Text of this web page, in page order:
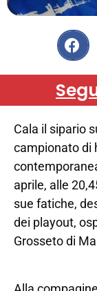
Cala il sipario
campionato di
aprile, alle
sue fatiche,
dei playout,
Grosseto di